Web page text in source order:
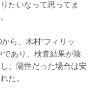
たいなって思ってま
ら、木村“フィリッ
であり、検査結果が陰
、陽性だった場合は安
た。